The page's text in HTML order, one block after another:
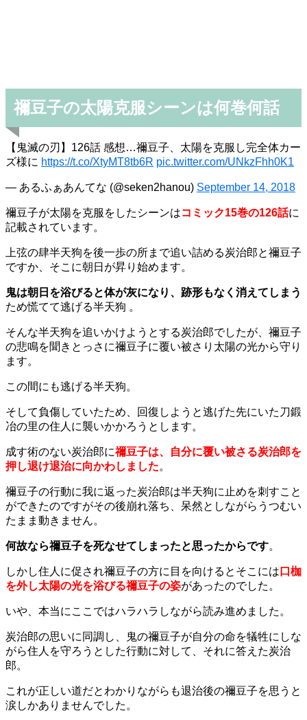
禰豆子の太陽克服シーンは何巻何話
【鬼滅の刃】126話 感想…禰豆子、太陽を克服し完全体カー
ズ様に https://t.co/XtyMT8tb6R pic.twitter.com/UNkzFhh0K1
— あるふぁあんてな (@seken2hanou) September 14, 2018
禰豆子が太陽を克服をしたシーンはコミック15巻の126話に
記載されています。
上弦の肆半天狗を後一歩の所まで追い詰める炭治郎と禰豆子
ですか、そこに朝日が昇り始めます。
鬼は朝日を浴びると体が灰になり、跡形もなく消えてしまう
ため慌てて逃げる半天狗 。
そんな半天狗を追いかけようとする炭治郎でしたが、禰豆子
の悲鳴を聞きとっさに禰豆子に覆い被さり太陽の光から守り
ます。
この間にも逃げる半天狗。
そして負傷していたため、回復しようと逃げた先にいた刀鍛
冶の里の住人に襲いかかろうとします。
成す術のない炭治郎に禰豆子は、自分に覆い被さる炭治郎を
押し退け退治に向かわしました。
禰豆子の行動に我に返った炭治郎は半天狗に止めを刺すこと
ができたのですがその後崩れ落ち、呆然としながらうつむい
たまま動きません。
何故なら禰豆子を死なせてしまったと思ったからです。
しかし住人に促され禰豆子の方に目を向けるとそこには 口枷
を外し太陽の光を浴びる禰豆子の姿があったのでした。
いや、本当にここではハラハラしながら読み進めました。
炭治郎の思いに同調し、鬼の禰豆子が自分の命を犠牲にしな
がら住人を守ろうとした行動に対して、それに答えた炭治
郎。
これが正しい道だとわかりながらも退治後の禰豆子を思うと
涙しかありませんでした。